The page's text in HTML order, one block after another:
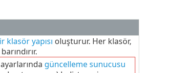
klasör yapısı oluşturur. Her klasör,
güncelleme sunucusu